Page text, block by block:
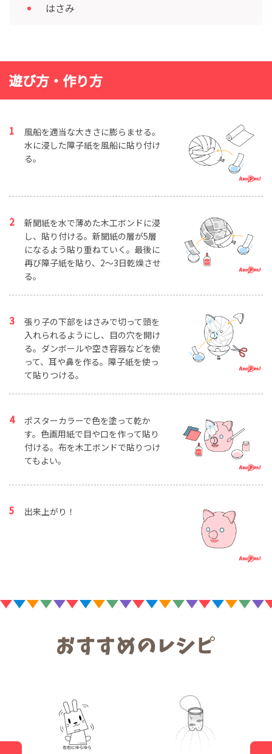
はさみ
遊び方・作り方
風船を適当な大きさに膨らませる。
水に浸した障子紙を風船に貼り付け
る。
新聞紙を水で薄めた木工ボンドに浸
し、貼り付ける。新聞紙の層が5層
になるよう貼り重ねていく。最後に
再び障子紙を貼り、2～3日乾燥させ
る。
張り子の下部をはさみで切って頭を
入れられるようにし、目の穴を開け
る。ダンボールや空き容器などを使
って、耳や鼻を作る。障子紙を使っ
て貼りつける。
ポスターカラーで色を塗って乾か
す。色画用紙で目や口を作って貼り
付ける。布を木工ボンドで貼りつけ
てもよい。
出来上がり！